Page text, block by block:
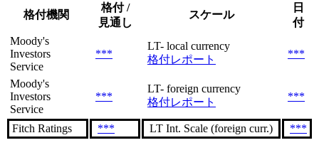
格付機関
格付 /
見通し
スケール
日
付
Moody's
Investors
Service
***
LT- local currency
格付レポート
***
Moody's
Investors
Service
***
LT- foreign currency
格付レポート
***
Fitch Ratings *** LT Int. Scale (foreign curr.) ***